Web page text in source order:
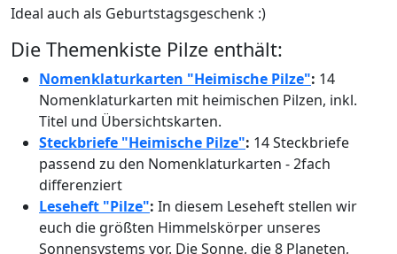
Ideal auch als Geburtstagsgeschenk :)
Die Themenkiste Pilze enthält:
Nomenklaturkarten "Heimische Pilze": 14
Nomenklaturkarten mit heimischen Pilzen, inkl.
Titel und Übersichtskarten.
Steckbriefe "Heimische Pilze": 14 Steckbriefe
passend zu den Nomenklaturkarten - 2fach
differenziert
Leseheft "Pilze": In diesem Leseheft stellen wir
euch die größten Himmelskörper unseres
Sonnensystems vor. Die Sonne, die 8 Planeten,